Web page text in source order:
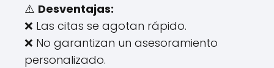
⚠️ Desventajas:
❌ Las citas se agotan rápido.
❌ No garantizan un asesoramiento
personalizado.